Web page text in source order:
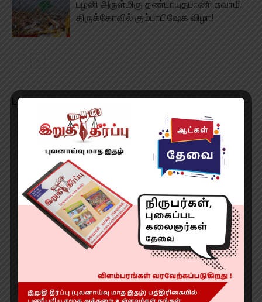
பழனி அருள்மிகு தண்டாயுதபாணி சுவாமி
திருக்கோவில் கும்பாபிஷேக விழா!
LEAVE A REPLY